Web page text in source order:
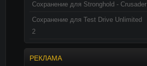
Сохранение для Stronghold - Crusader
Сохранение для Test Drive Unlimited
2
РЕКЛАМА